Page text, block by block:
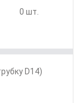
0 шт.
D14)